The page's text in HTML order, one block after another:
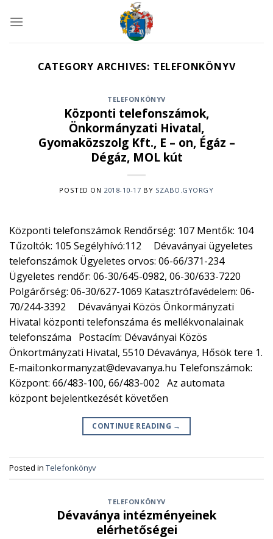
CATEGORY ARCHIVES: TELEFONKÖNYV
TELEFONKÖNYV
Központi telefonszámok,
Önkormányzati Hivatal,
Gyomaközszolg Kft., E – on, Égáz –
Dégáz, MOL kút
POSTED ON 2018-10-17 BY SZABO.GYORGY
Központi telefonszámok Rendőrség: 107 Mentők: 104
Tűzoltók: 105 Segélyhívó:112 Dévaványai ügyeletes
telefonszámok Ügyeletes orvos: 06-66/371-234
Ügyeletes rendőr: 06-30/645-0982, 06-30/633-7220
Polgárőrség: 06-30/627-1069 Katasztrófavédelem: 06-
70/244-3392 Dévaványai Közös Önkormányzati
Hivatal központi telefonszáma és mellékvonalainak
telefonszáma Postacím: Dévaványai Közös
Önkortmányzati Hivatal, 5510 Dévaványa, Hősök tere 1.
E-mail:onkormanyzat@devavanya.hu Telefonszámok:
Központ: 66/483-100, 66/483-002 Az automata
központ bejelentkezését követően
CONTINUE READING →
Posted in Telefonkönyv
TELEFONKÖNYV
Dévaványa intézményeinek
elérhetőségei